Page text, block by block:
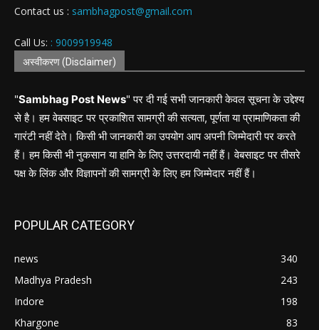
Contact us : sambhagpost@gmail.com
Call Us: : 9009919948
अस्वीकरण (Disclaimer)
"Sambhag Post News" पर दी गई सभी जानकारी केवल सूचना के उद्देश्य
से है। हम वेबसाइट पर प्रकाशित सामग्री की सत्यता, पूर्णता या प्रामाणिकता की
गारंटी नहीं देते। किसी भी जानकारी का उपयोग आप अपनी जिम्मेदारी पर करते
हैं। हम किसी भी नुकसान या हानि के लिए उत्तरदायी नहीं हैं। वेबसाइट पर तीसरे
पक्ष के लिंक और विज्ञापनों की सामग्री के लिए हम जिम्मेदार नहीं हैं।
POPULAR CATEGORY
news
340
Madhya Pradesh
243
Indore
198
Khargone
83